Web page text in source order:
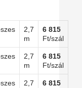
2,7
m
6 815
Ft/szál
2,7
m
6 815
Ft/szál
2,7
6 815